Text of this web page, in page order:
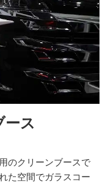
ース
のクリーンブースで
た空間でガラスコー